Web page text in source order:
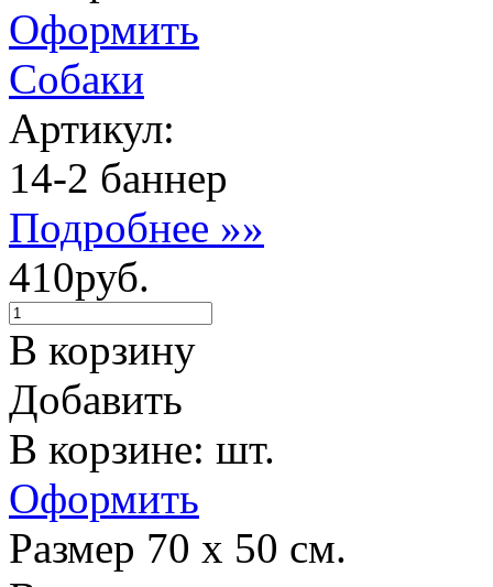
Оформить
Собаки
Артикул:
14-2 баннер
Подробнее »»
410руб.
В корзину
Добавить
В корзине: шт.
Оформить
Размер 70 х 50 см.